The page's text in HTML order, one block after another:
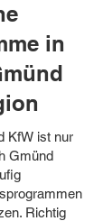
in
KfW ist nur
Gmünd
Richtig